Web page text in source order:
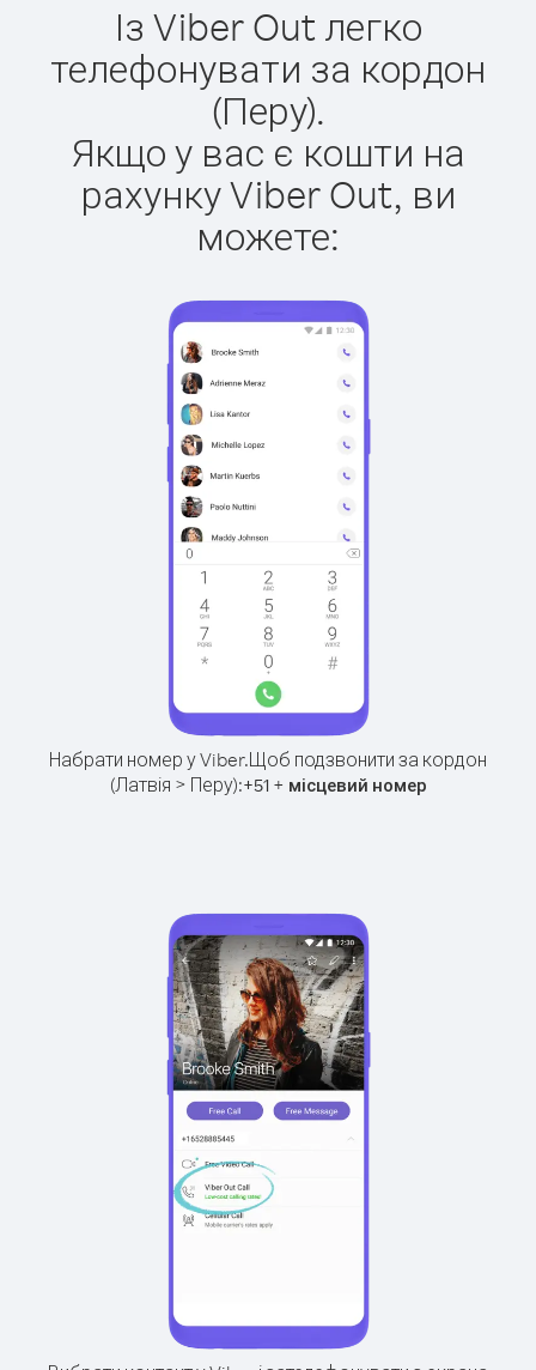
Із Viber Out легко
телефонувати за кордон
(Перу).
Якщо у вас є кошти на
рахунку Viber Out, ви
можете:
Набрати номер у Viber.Щоб подзвонити за кордон
(Латвія > Перу):+51+ місцевий номер